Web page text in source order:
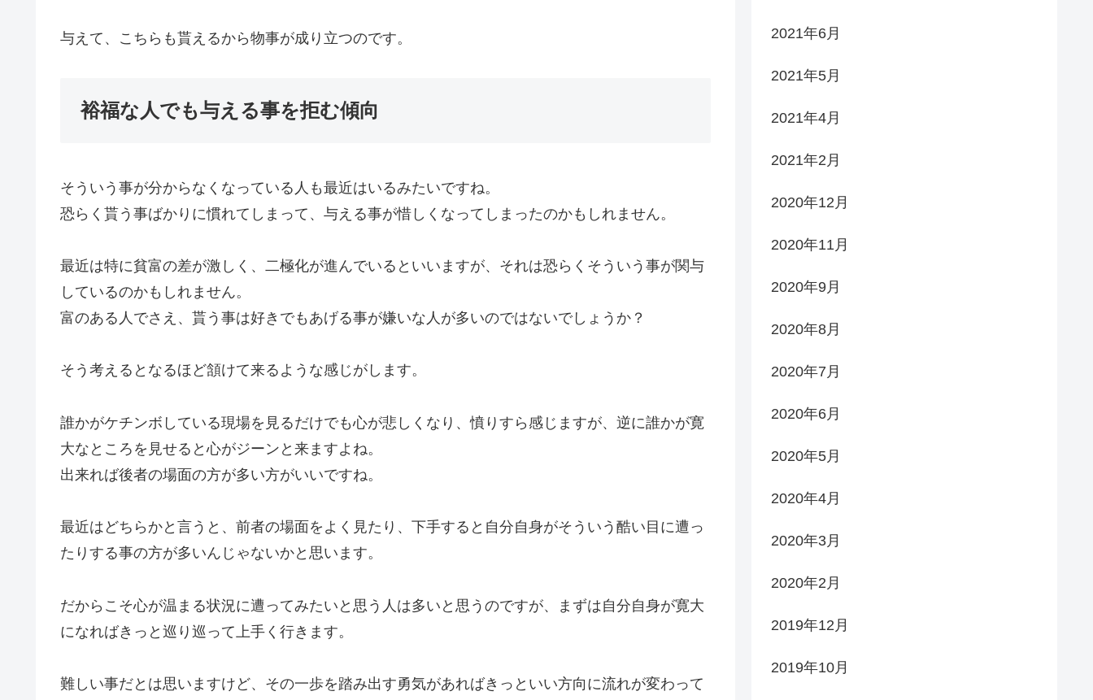
与えて、こちらも貰えるから物事が成り立つのです。
裕福な人でも与える事を拒む傾向
そういう事が分からなくなっている人も最近はいるみたいですね。
恐らく貰う事ばかりに慣れてしまって、与える事が惜しくなってしまったのかもしれません。
最近は特に貧富の差が激しく、二極化が進んでいるといいますが、それは恐らくそういう事が関与
しているのかもしれません。
富のある人でさえ、貰う事は好きでもあげる事が嫌いな人が多いのではないでしょうか？
そう考えるとなるほど頷けて来るような感じがします。
誰かがケチンボしている現場を見るだけでも心が悲しくなり、憤りすら感じますが、逆に誰かが寛
大なところを見せると心がジーンと来ますよね。
出来れば後者の場面の方が多い方がいいですね。
最近はどちらかと言うと、前者の場面をよく見たり、下手すると自分自身がそういう酷い目に遭っ
たりする事の方が多いんじゃないかと思います。
だからこそ心が温まる状況に遭ってみたいと思う人は多いと思うのですが、まずは自分自身が寛大
になればきっと巡り巡って上手く行きます。
難しい事だとは思いますけど、その一歩を踏み出す勇気があればきっといい方向に流れが変わって
2021年6月
2021年5月
2021年4月
2021年2月
2020年12月
2020年11月
2020年9月
2020年8月
2020年7月
2020年6月
2020年5月
2020年4月
2020年3月
2020年2月
2019年12月
2019年10月